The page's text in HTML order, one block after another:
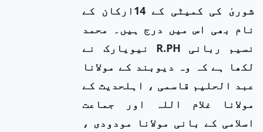
شوریٰ کی کمیٹی کے 14ارکان کے
نام بھی اس میں درج ہیں۔ محمد
نسیم ربانی R.PH نیویارک نے
لکھا ہے کہ وہ دیوبند کے مولانا
عبد الحلیم قاسمی ، اہلحدیث کے
مولانا غلام اللہ اور جماعت
اسلامی کے بانی مولانا مودودی ،